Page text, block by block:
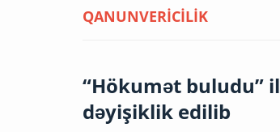
QANUNVERİCİLİK
“Hökumət buludu”
dəyişiklik edilib